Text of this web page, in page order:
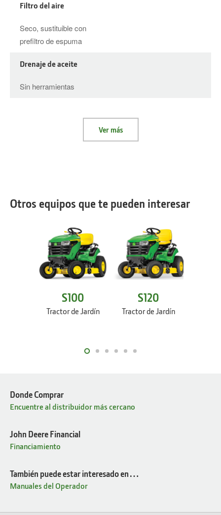
Filtro del aire
Seco, sustituible con
prefiltro de espuma
Drenaje de aceite
Sin herramientas
Ver más
Otros equipos que te pueden interesar
S100
Tractor de Jardín
S120
Tractor de Jardín
Donde Comprar
Encuentre al distribuidor más cercano
John Deere Financial
Financiamiento
También puede estar interesado en…
Manuales del Operador